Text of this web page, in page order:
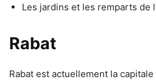
Les jardins et les remparts de
Rabat
Rabat est actuellement la